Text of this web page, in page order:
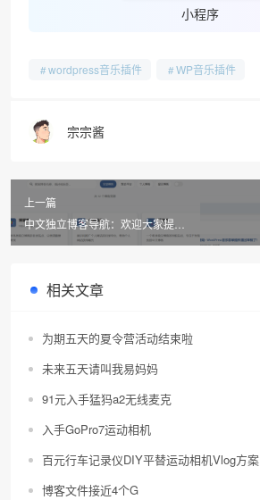
小程序
wordpress音乐插件 WP音乐插件
宗宗酱
上一篇
中文独立博客导航：欢迎大家提交
博客！
相关文章
为期五天的夏令营活动结束啦
未来五天请叫我易妈妈
91元入手猛犸a2无线麦克
入手GoPro7运动相机
百元行车记录仪DIY平替运动相机Vlog方案
博客文件接近4个G